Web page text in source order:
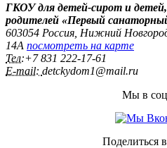
ГКОУ для детей-сирот и
родителей «Первый
603054 Россия, Нижний
14А посмотреть на карте
Тел:+7 831 222‑17-61
E-mail: detckydom1@mail.ru
Мы в
Поделиться